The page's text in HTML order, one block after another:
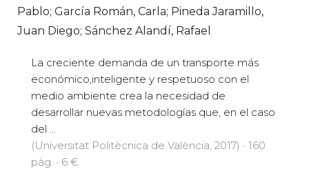
Pablo; García Román, Carla; Pineda Jaramillo,
Juan Diego; Sánchez Alandí, Rafael
La creciente demanda de un transporte más
económico,inteligente y respetuoso con el
medio ambiente crea la necesidad de
desarrollar nuevas metodologías que, en el caso
del ...
(Universitat Politècnica de València, 2017) · 160
pàg. · 6 €